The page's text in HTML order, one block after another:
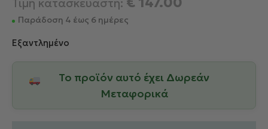
Τιμή κατασκευαστή:
Παράδοση 4 έως 6 ημέρες
Εξαντλημένο
Το προϊόν αυτό έχει Δωρεάν
Μεταφορικά